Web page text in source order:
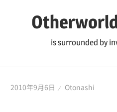
ツ
is surrounded by
2010年9月6日 Otonashi